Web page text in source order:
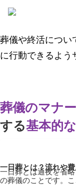
葬儀や終活につい
に行動できるよう
葬儀のマナー
する基本的
一日葬とは？流れや
一日葬とは通夜を省
の葬儀のことです。